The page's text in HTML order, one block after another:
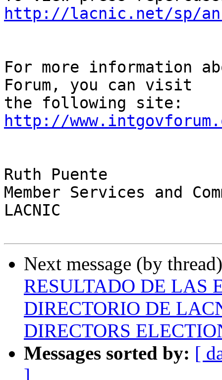
http://lacnic.net/sp/
For more information
Forum, you can visit
http://
Ruth Puente
Member Services and
LACNIC
Next message (by
RESULTADO DE LAS
DIRECTORIO DE
DIRECTORS
Messages sorted by: [
]